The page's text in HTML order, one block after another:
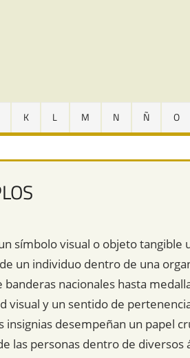
K L M N Ñ O
símbolo visual o objeto tangible
un individuo dentro de una
nacionales hasta
y un sentido de
desempeñan un papel
las personas dentro de diversos